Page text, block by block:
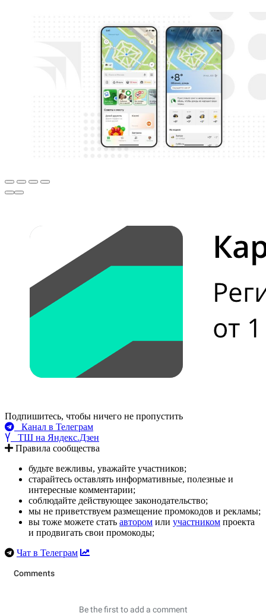
Подпишитесь, чтобы ничего не пропустить
Канал в Телеграм
ТШ на Яндекс.Дзен
Правила сообщества
будьте вежливы, уважайте участников;
старайтесь оставлять информативные, полезные и
интересные комментарии;
соблюдайте действующее законодательство;
мы не приветствуем размещение промокодов и рекламы;
вы тоже можете стать автором или участником проекта
и продвигать свои промокоды;
Чат в Телеграм